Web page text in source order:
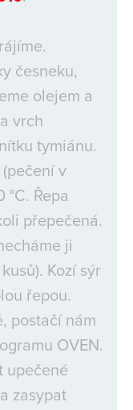
česneku,
olejem a
vrch
tymiánu.
v
Řepa
přepečená.
ji
Kozí sýr
řepou.
postačí nám
OVEN.
upečené
zasypat